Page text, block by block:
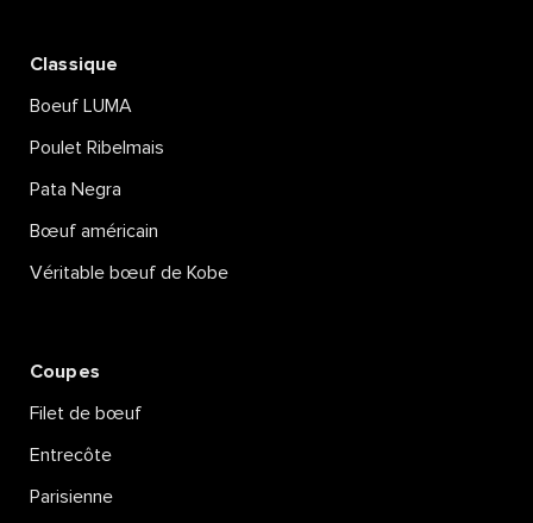
Classique
Boeuf LUMA
Poulet Ribelmais
Pata Negra
Bœuf américain
Véritable bœuf de Kobe
Coupes
Filet de bœuf
Entrecôte
Parisienne